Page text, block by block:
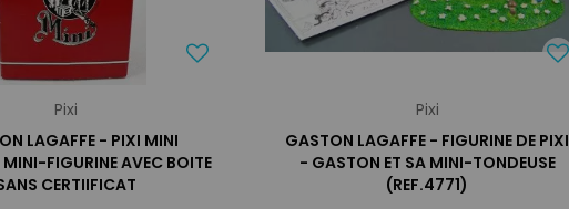
Pixi
LAGAFFE - PIXI MINI
FIGURINE AVEC BOITE
CERTIIFICAT
Pixi
GASTON LAGAFFE - FIGURINE DE PIXI
- GASTON ET SA MINI-TONDEUSE
(REF.4771)